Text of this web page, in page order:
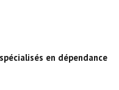
en dépendance